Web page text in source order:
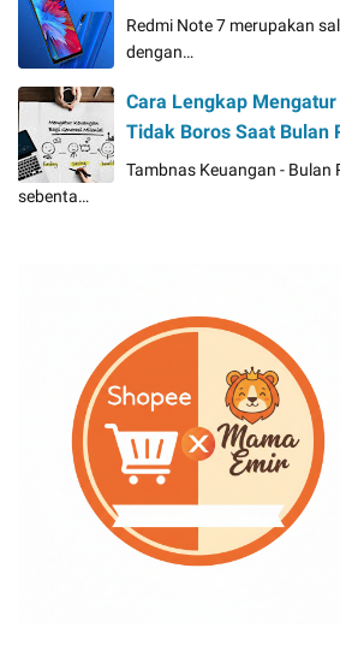
Redmi Note 7 merupakan
dengan…
Cara Lengkap
Tidak Boros Saat Bulan
Tambnas Keuangan - Bulan
sebenta…